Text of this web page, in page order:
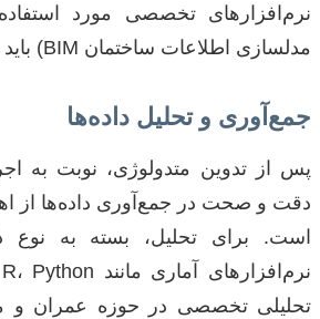
مدلسازی اطلاعات ساختمان BIM) باید دقیقاً معرفی شوند.
جمع‌آوری و تحلیل داده‌ها
پس از تدوین متدولوژی، نوبت به
دقت و صحت در جمع‌آوری داده‌ها از
است. برای تحلیل، بسته به نوع
تحلیلی تخصصی در حوزه عمران و